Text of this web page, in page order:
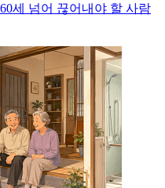
세 넘어 끊어내야 할 사람